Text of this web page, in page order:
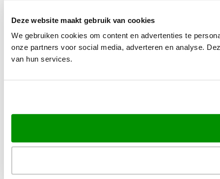
Deze website maakt gebruik van cookies
We gebruiken cookies om content en advertenties te
onze partners voor social media, adverteren en analyse.
van hun services.